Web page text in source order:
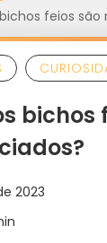
feios são
bichos
2023